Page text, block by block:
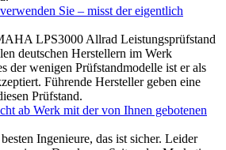
Sie – misst der eigentlich
LPS3000 Allrad Leistungsprüfstand
deutschen Herstellern im Werk
der wenigen Prüfstandmodelle ist er als
Führende Hersteller geben eine
Prüfstand.
ab Werk mit der von Ihnen gebotenen
Ingenieure, das ist sicher. Leider